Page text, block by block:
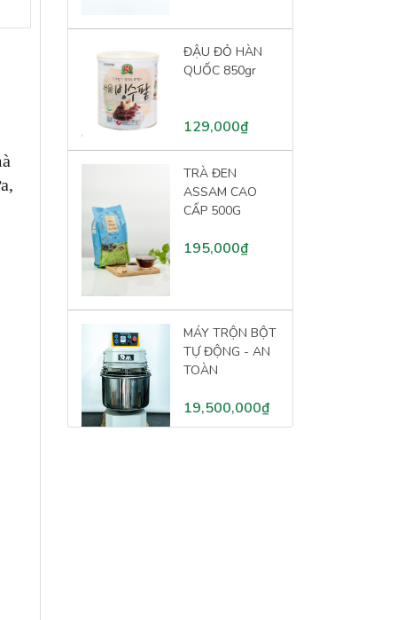
ĐẬU ĐỎ HÀN
QUỐC 850gr
129,000₫
TRÀ ĐEN
ASSAM CAO
CẤP 500G
195,000₫
MÁY TRỘN BỘT
TỰ ĐỘNG - AN
TOÀN
19,500,000₫